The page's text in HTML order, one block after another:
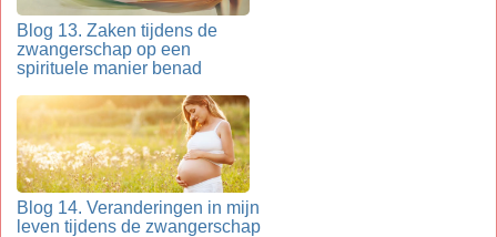
Blog 13. Zaken tijdens de
zwangerschap op een
spirituele manier benad
Blog 14. Veranderingen in mijn
leven tijdens de zwangerschap